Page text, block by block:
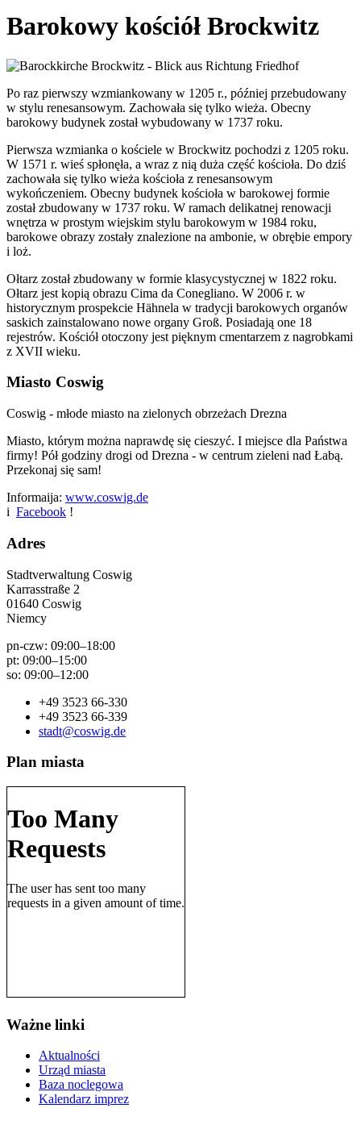
Barokowy kościół Brockwitz
Po raz pierwszy wzmiankowany w 1205 r., później przebudowany
w stylu renesansowym. Zachowała się tylko wieża. Obecny
barokowy budynek został wybudowany w 1737 roku.
Pierwsza wzmianka o kościele w Brockwitz pochodzi z 1205 roku.
W 1571 r. wieś spłonęła, a wraz z nią duża część kościoła. Do dziś
zachowała się tylko wieża kościoła z renesansowym
wykończeniem. Obecny budynek kościoła w barokowej formie
został zbudowany w 1737 roku. W ramach delikatnej renowacji
wnętrza w prostym wiejskim stylu barokowym w 1984 roku,
barokowe obrazy zostały znalezione na ambonie, w obrębie empory
i loż.
Ołtarz został zbudowany w formie klasycystycznej w 1822 roku.
Ołtarz jest kopią obrazu Cima da Conegliano. W 2006 r. w
historycznym prospekcie Hähnela w tradycji barokowych organów
saskich zainstalowano nowe organy Groß. Posiadają one 18
rejestrów. Kościół otoczony jest pięknym cmentarzem z nagrobkami
z XVII wieku.
Miasto Coswig
Coswig - młode miasto na zielonych obrzeżach Drezna
Miasto, którym można naprawdę się cieszyć. I miejsce dla Państwa
firmy! Pół godziny drogi od Drezna - w centrum zieleni nad Łabą.
Przekonaj się sam!
Informaija: www.coswig.de
i Facebook !
Adres
Stadtverwaltung Coswig
Karrasstraße 2
01640 Coswig
Niemcy
pn-czw: 09:00–18:00
pt: 09:00–15:00
so: 09:00–12:00
+49 3523 66-330
+49 3523 66-339
stadt@coswig.de
Plan miasta
Ważne linki
Aktualności
Urząd miasta
Baza noclegowa
Kalendarz imprez